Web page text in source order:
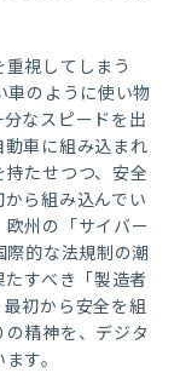
視してしまう
車のように使い物
なスピードを出
車に組み込まれ
たせつつ、安全
ら組み込んでい
州の「サイバー
際的な法規制の潮
すべき「製造者
初から安全を組
精神を、デジタ
す。